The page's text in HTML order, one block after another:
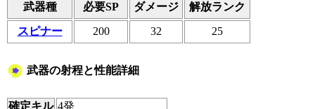
武器種 必要SP ダメージ 解放ランク
スピナー 200 32 25
武器の射程と性能詳細
確定キル 4発